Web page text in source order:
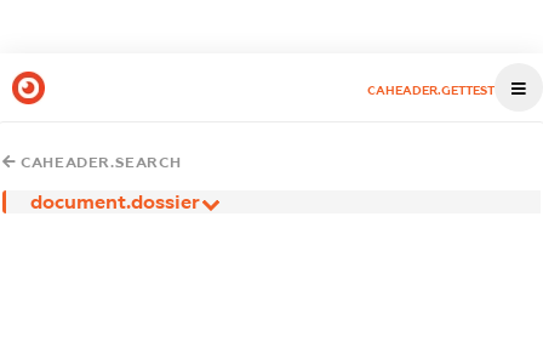
CAHEADER.GETTEST
CAHEADER.SEARCH
document.dossier